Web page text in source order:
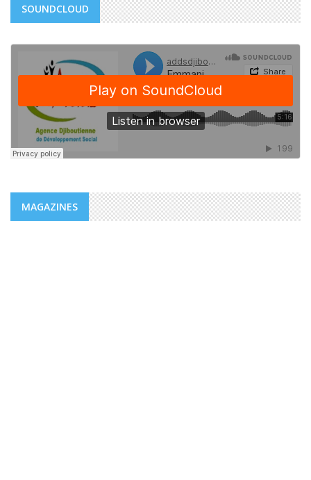
SOUNDCLOUD
MAGAZINES